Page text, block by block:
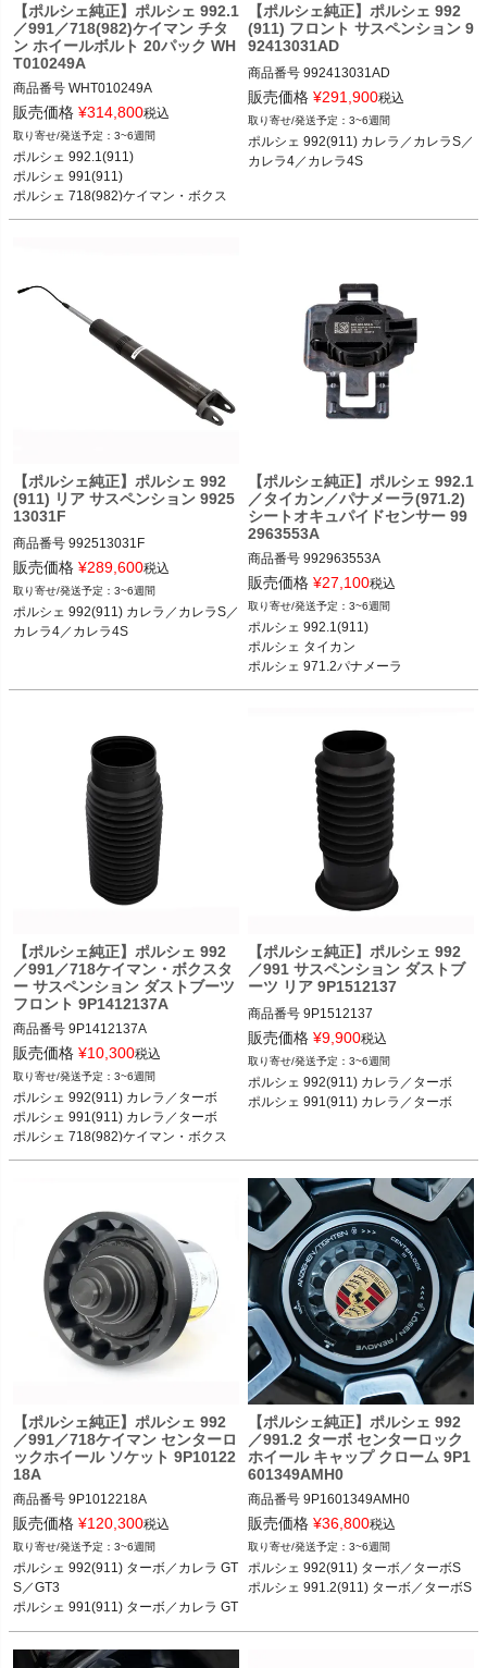
【ポルシェ純正】ポルシェ 992.1
／991／718(982)ケイマン チタ
ン ホイールボルト 20パック WH
T010249A
商品番号 WHT010249A
ポルシェ 992.1(911) カレラ／カレラS
／カレラ4／カレラ4S／タルガ4／タ
ルガ4S／ターボ／ターボS／GT3 18-2
4
ポルシェ 991(911) カレラ／カレラS／
ポルシェ 718(982)ケイマン ケイマン
／ケイマンS／ケイマンGTS／ケイマ
ンGT4／ケイマンGT4 RS 16-
ポルシェ 718(982)ボクスター ボクス
ター／ボクスターS／ボクスターGTS
ポルシェ 981ケイマン ケイマン／ケイ
販売価格 ¥314,800税込
3~6週間
ポルシェ 992.1(911)
ポルシェ 991(911)
ポルシェ 718(982)ケイマン・ボクス
【ポルシェ純正】ポルシェ 992
(911) フロント サスペンション 9
92413031AD
商品番号 992413031AD
ポルシェ 992(911) カレラ／カレラS／
カレラ4／カレラ4S 18-
販売価格 ¥291,900税込
3~6週間
ポルシェ 992(911) カレラ／カレラS／
【ポルシェ純正】ポルシェ 992
(911) リア サスペンション 9925
13031F
商品番号 992513031F
ポルシェ 992(911) カレラ／カレラS／
カレラ4／カレラ4S 18-
販売価格 ¥289,600税込
3~6週間
ポルシェ 992(911) カレラ／カレラS／
【ポルシェ純正】ポルシェ 992.1
／タイカン／パナメーラ(971.2)
シートオキュパイドセンサー 99
2963553A
商品番号 992963553A
ポルシェ 992.1(911) カレラ／カレラS
／カレラ4／カレラ4S／タルガ4／タ
ルガ4S／ターボ／ターボS／GT3 18-2
4
ポルシェ タイカン タイカン／4S／タ
ーボ／ターボS／クロスツーリズモ 20
ポルシェ 971.2パナメーラ 4／4S／4E
／ターボ／ターボS／GTS 21-23
販売価格 ¥27,100税込
3~6週間
ポルシェ 992.1(911)
ポルシェ タイカン
【ポルシェ純正】ポルシェ 992
／991／718ケイマン・ボクスタ
ー サスペンション ダストブーツ
フロント 9P1412137A
商品番号 9P1412137A
ポルシェ 992(911) カレラ／カレラS／
カレラ4／カレラ4S／ターボ／ターボ
S 18-
ポルシェ 991(911) カレラ／カレラS／
カレラ4／カレラ4S／ターボ／ターボ
／ケイマンS／ケイマンGTS／ケイマ
ンGT4／ケイマンGT4 RS 16-
ポルシェ 718(982)ボクスター ボクス
ター／ボクスターS／ボクスターGTS
*PASM／スポーツサスペンション装備
販売価格 ¥10,300税込
3~6週間
ポルシェ 992(911) カレラ／ターボ
ポルシェ 991(911) カレラ／ターボ
ポルシェ 718(982)ケイマン・ボクス
ター
【ポルシェ純正】ポルシェ 992
／991 サスペンション ダストブ
ーツ リア 9P1512137
商品番号 9P1512137
ポルシェ 992(911) カレラ／カレラS／
カレラ4／カレラ4S／ターボ／ターボ
S 18-
*以下オプション装備モデル用：
・991.1 - スタンダードシャーシ(029)
／PASM(477)
・991.2 - PASM(352／475／477)
・992   - PASM／1BH
販売価格 ¥9,900税込
3~6週間
ポルシェ 992(911) カレラ／ターボ
ポルシェ 991(911) カレラ／ターボ
【ポルシェ純正】ポルシェ 992
／991／718ケイマン センターロ
ックホイール ソケット 9P10122
18A
商品番号 9P1012218A
ポルシェ 992(911) ターボ／ターボS／
カレラ GTS／GT3／GT3 RS 18-
ポルシェ 991(911) ターボ／ターボS／
カレラ GTS／カレラ4 GTS／GT3／GT
3 RS 11-19
ポルシェ 718(982) ケイマンGT4／ケ
販売価格 ¥120,300税込
3~6週間
ポルシェ 992(911) ターボ／カレラ GT
S／GT3
ポルシェ 991(911) ターボ／カレラ GT
【ポルシェ純正】ポルシェ 992
／991.2 ターボ センターロック
ホイール キャップ クローム 9P1
601349AMH0
商品番号 9P1601349AMH0
ポルシェ 992(911) ターボ／ターボS 1
8-
ポルシェ 991.2(911) ターボ／ターボS
販売価格 ¥36,800税込
3~6週間
ポルシェ 992(911) ターボ／ターボS
ポルシェ 991.2(911) ターボ／ターボS